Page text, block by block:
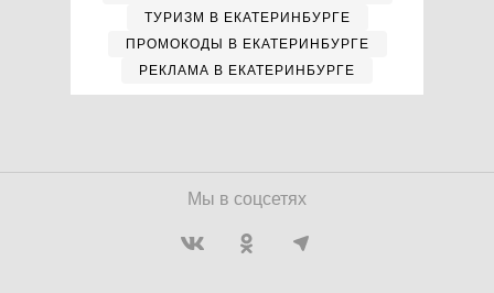
ТУРИЗМ В ЕКАТЕРИНБУРГЕ
ПРОМОКОДЫ В ЕКАТЕРИНБУРГЕ
РЕКЛАМА В ЕКАТЕРИНБУРГЕ
Мы в соцсетях